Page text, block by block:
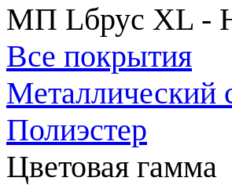
МП Lбрус XL -
Все покрытия
Полиэстер
Цветовая гамма